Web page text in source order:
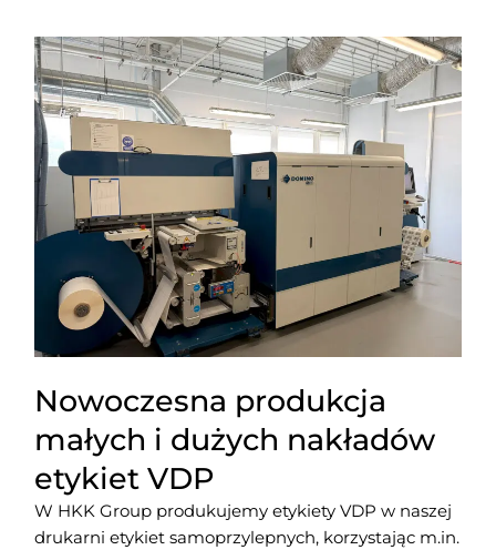
Nowoczesna produkcja
małych i dużych nakładów
etykiet VDP
W HKK Group produkujemy etykiety VDP w naszej
drukarni etykiet samoprzylepnych, korzystając m.in.